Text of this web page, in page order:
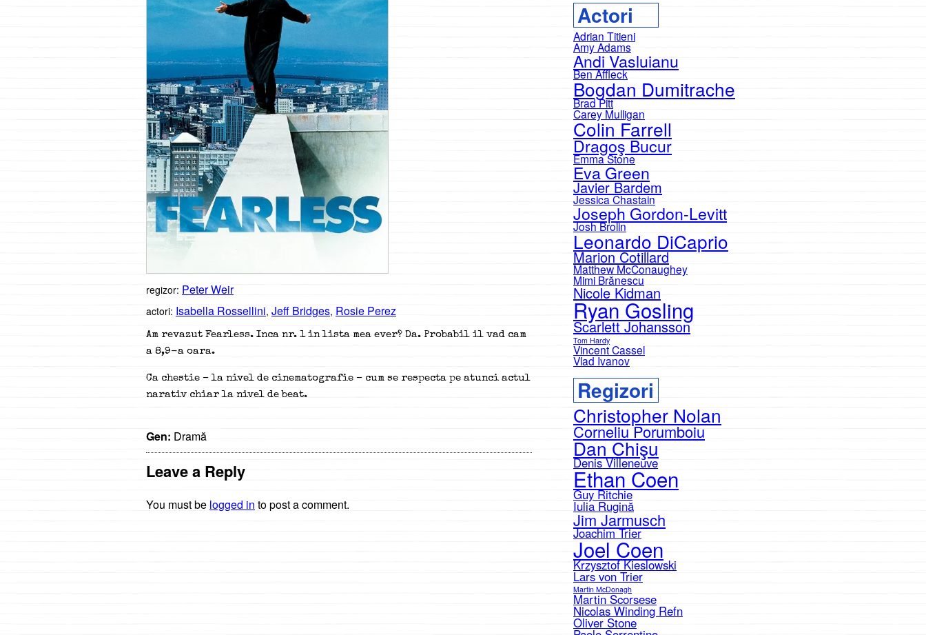
regizor: Peter Weir
actori: Isabella Rossellini, Jeff Bridges, Rosie Perez
Am revazut Fearless. Inca nr. 1 in lista mea ever? Da. Probabil il vad cam
a 8,9-a oara.
Ca chestie – la nivel de cinematografie – cum se respecta pe atunci actul
narativ chiar la nivel de beat.
Gen: Dramă
Leave a Reply
You must be logged in to post a comment.
Actori
Adrian Titieni
Amy Adams
Andi Vasluianu
Ben Affleck
Bogdan Dumitrache
Brad Pitt
Carey Mulligan
Colin Farrell
Dragoş Bucur
Emma Stone
Eva Green
Javier Bardem
Jessica Chastain
Joseph Gordon-Levitt
Josh Brolin
Leonardo DiCaprio
Marion Cotillard
Matthew McConaughey
Mimi Brănescu
Nicole Kidman
Ryan Gosling
Scarlett Johansson
Tom Hardy
Vincent Cassel
Vlad Ivanov
Regizori
Christopher Nolan
Corneliu Porumboiu
Dan Chişu
Denis Villeneuve
Ethan Coen
Guy Ritchie
Iulia Rugină
Jim Jarmusch
Joachim Trier
Joel Coen
Krzysztof Kieslowski
Lars von Trier
Martin McDonagh
Martin Scorsese
Nicolas Winding Refn
Oliver Stone